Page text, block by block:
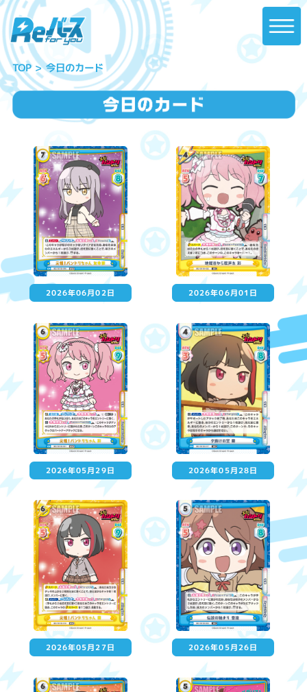
TOP 今日のカード
2026年06月02日 2026年06月01日
2026年05月29日 2026年05月28日
2026年05月27日 2026年05月26日